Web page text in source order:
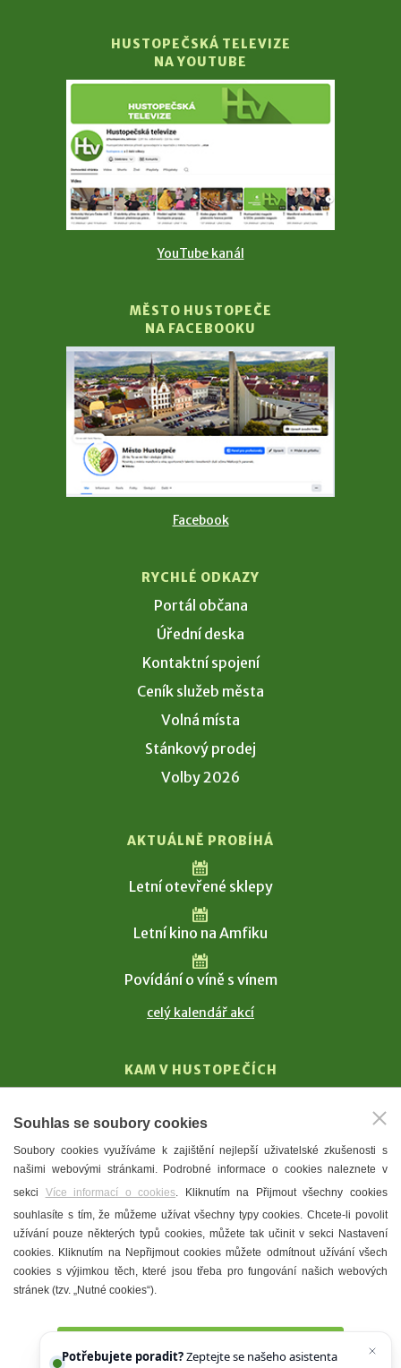
HUSTOPEČSKÁ TELEVIZE
NA YOUTUBE
YouTube kanál
MĚSTO HUSTOPEČE
NA FACEBOOKU
Facebook
RYCHLÉ ODKAZY
Portál občana
Úřední deska
Kontaktní spojení
Ceník služeb města
Volná místa
Stánkový prodej
Volby 2026
AKTUÁLNĚ PROBÍHÁ
Letní otevřené sklepy
Letní kino na Amfiku
Povídání o víně s vínem
celý kalendář akcí
KAM V HUSTOPEČÍCH
T. G. Masaryk
Mandloně
Ubytování
Restaurace
Městské muzeum a galerie
Denní meníčka
Souhlas se soubory cookies
Soubory cookies využíváme k zajištění nejlepší uživatelské zkušenosti s
našimi webovými stránkami. Podrobné informace o cookies naleznete v
sekci Více informací o cookies. Kliknutím na Přijmout všechny cookies
souhlasíte s tím, že můžeme užívat všechny typy cookies. Chcete-li povolit
užívání pouze některých typů cookies, můžete tak učinit v sekci Nastavení
cookies. Kliknutím na Nepřijmout cookies můžete odmítnout užívání všech
cookies s výjimkou těch, které jsou třeba pro fungování našich webových
stránek (tzv. „Nutné cookies“).
Potřebujete poradit?Zeptejte se našeho asistenta